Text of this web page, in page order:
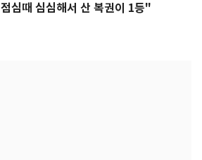
점심때 심심해서 산 복권이 1등"